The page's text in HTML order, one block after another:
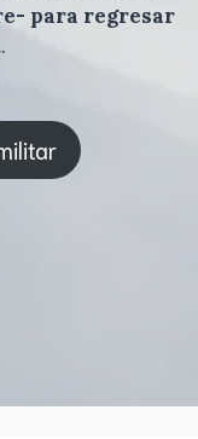
para regresar
.